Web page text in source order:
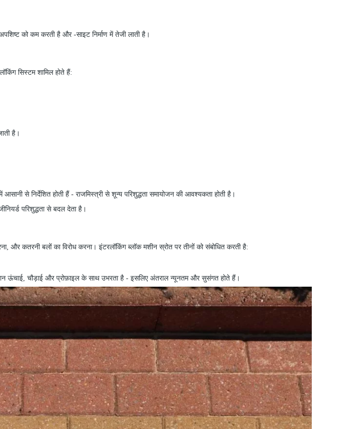
अपशिष्ट को कम करती है और -साइट निर्माण में तेजी लाती है।
सिस्टम शामिल होते हैं:
है।
से निर्देशित होती हैं - राजमिस्त्री से शून्य परिशुद्धता समायोजन की आवश्यकता होती है।
परिशुद्धता से बदल देता है।
और कतरनी बलों का विरोध करना। इंटरलॉकिंग ब्लॉक मशीन स्रोत पर तीनों को संबोधित करती है:
ऊंचाई, चौड़ाई और प्रोफ़ाइल के साथ उभरता है - इसलिए अंतराल न्यूनतम और सुसंगत होते हैं।